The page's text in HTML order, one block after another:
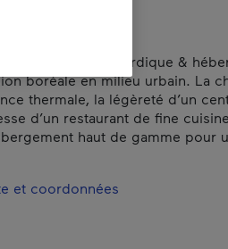
le KiNipi spa nordique &
boréale en milieu urbain. La
thermale, la légèreté d’un
d’un restaurant de fine
haut de gamme pour
et coordonnées